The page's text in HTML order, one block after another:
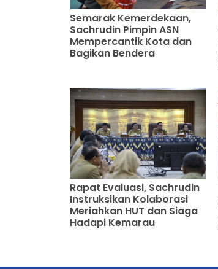
Semarak Kemerdekaan,
Sachrudin Pimpin ASN
Mempercantik Kota dan
Bagikan Bendera
Rapat Evaluasi, Sachrudin
Instruksikan Kolaborasi
Meriahkan HUT dan Siaga
Hadapi Kemarau